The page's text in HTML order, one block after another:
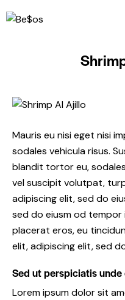
Mauris eu nisi eget nisi
sodales vehicula risus.
blandit tortor eu,
vel suscipit volutpat,
adipiscing elit, sed do
sed do eiusm od
placerat eros, eu
elit, adipiscing elit, sed
Sed ut perspiciatis
Lorem ipsum dolor sit